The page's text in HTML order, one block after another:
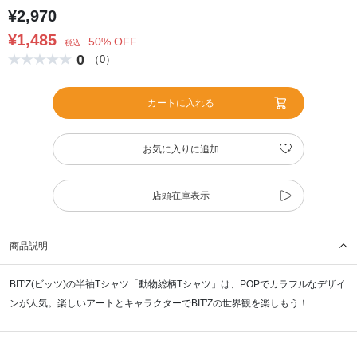
¥2,970
¥1,485
税込 50% OFF
0 （0）
カートに入れる
お気に入りに追加
店頭在庫表示
商品説明
BIT'Z(ビッツ)の半袖Tシャツ「動物総柄Tシャツ」は、POPでカラフルなデザイ
ンが人気。楽しいアートとキャラクターでBIT'Zの世界観を楽しもう！